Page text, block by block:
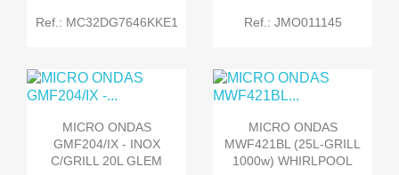
Ref.: MC32DG7646KKE1 Ref.: JMO011145
MICRO ONDAS
GMF204/IX - INOX
C/GRILL 20L GLEM
MICRO ONDAS
MWF421BL (25L-GRILL
1000w) WHIRLPOOL